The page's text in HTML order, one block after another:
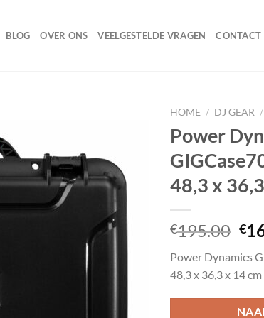
BLOG OVER ONS VEELGESTELDE VRAGEN CONTACT
Toevoegen
aan
wenslijst
HOME / DJ GEAR /
Power
48,3 x
€195.00 €
Power Dynamics
48,3 x 36,3 x 14